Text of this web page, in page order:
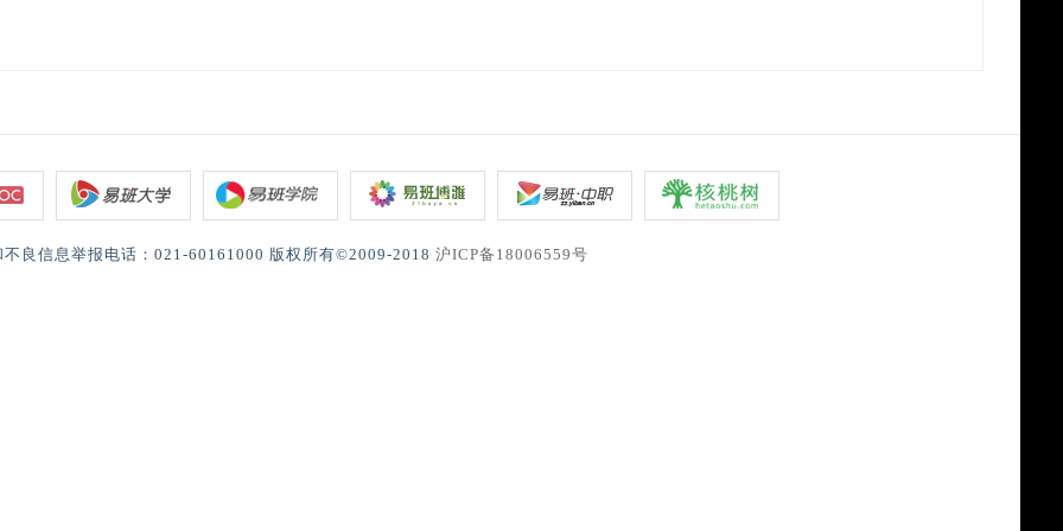
不良信息举报电话：021-60161000 版权所有©2009-2018 沪ICP备18006559号